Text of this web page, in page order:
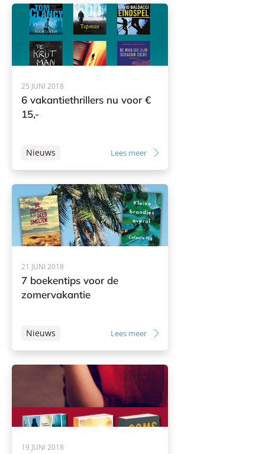
25 JUNI 2018
6 vakantiethrillers nu voor €
15,-
Nieuws Lees meer
21 JUNI 2018
7 boekentips voor de
zomervakantie
Nieuws Lees meer
19 JUNI 2018